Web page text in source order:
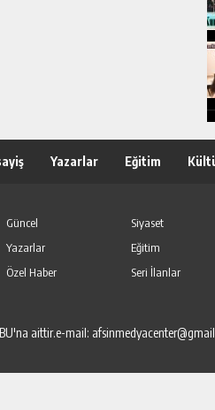
Yazarlar Eğitim
Güncel Siyaset
Yazarlar Eğitim
Özel Haber Seri İlanlar
aittir.e-mail: